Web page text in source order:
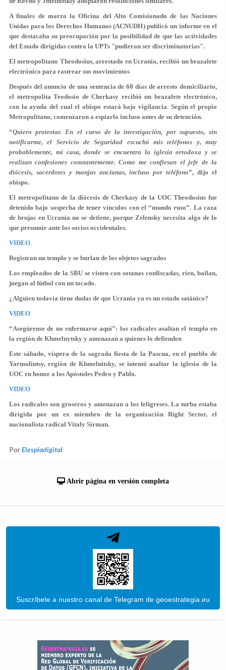
A finales de marzo la Oficina del Alto Comisionado de las Naciones
Unidas para los Derechos Humanos (ACNUDH) publicó un informe en el
que destacaba su preocupación por la posibilidad de que las actividades
del Estado dirigidas contra la UPTs "pudieran ser discriminatorias".
El metropolitano Theodosius, arrestado en Ucrania, recibió un brazalete
electrónico para rastrear sus movimientos
Después del anuncio de una sentencia de 60 días de arresto domiciliario,
el metropolita Teodosio de Cherkasy recibió un brazalete electrónico,
con la ayuda del cual el obispo estará bajo vigilancia. Según el propio
Metropolitano, comenzaron a espiarlo incluso antes de su detención.
“Quiero protestar. En el curso de la investigación, por supuesto, sin
notificarme, el Servicio de Seguridad escuchó mis teléfonos y, muy
probablemente, mi casa, donde se encuentra la iglesia ortodoxa y se
realizan confesiones constantemente. Como me confiesan el jefe de la
diócesis, sacerdotes y monjas ancianas, incluso por teléfono”, dijo el
obispo.
El metropolitano de la diócesis de Cherkasy de la UOC Theodosius fue
detenido bajo sospecha de tener vínculos con el “mundo ruso”. La caza
de brujas en Ucrania no se detiene, porque Zelensky necesita algo de lo
que presumir ante los socios occidentales.
VIDEO
Registran un templo y se burlan de los objetos sagrados
Los empleados de la SBU se visten con sotanas confiscadas, ríen, bailan,
juegan al fútbol con un tocado.
¿Alguien todavía tiene dudas de que Ucrania ya es un estado satánico?
VIDEO
“Asegúrense de no enfermarse aquí”: los radicales asaltan el templo en
la región de Khmelnytsky y amenazan a quienes lo defienden
Este sábado, víspera de la sagrada fiesta de la Pascua, en el pueblo de
Yarmolintsy, región de Khmelnitsky, se intentó asaltar la iglesia de la
UOC en honor a los Apóstoles Pedro y Pablo.
VIDEO
Los radicales son groseros y amenazan a los feligreses. La turba estaba
dirigida por un ex miembro de la organización Right Sector, el
nacionalista radical Vitaly Sirman.
PorElespiadigital
Abrir página en versión completa
Suscríbete a nuestro canal de Telegram de geoestrategia.eu